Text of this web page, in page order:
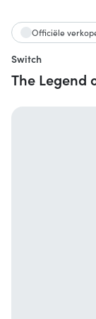
Officiële
Switch
The Legend